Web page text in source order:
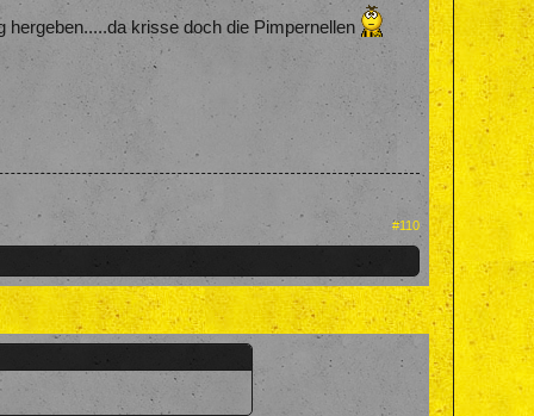
krisse doch die Pimpernellen
#110